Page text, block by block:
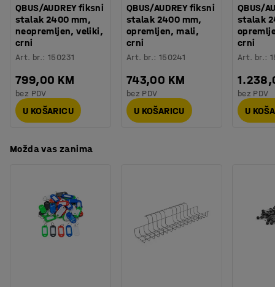
Montaža: Dolazi nesastavljeno
Testirano: EN 15372:2023
Kvaliteta - Eko oznaka
Möbelfakta 420250512
QBUS/AUDREY fiksni
stalak 2400 mm,
neopremljen, veliki,
crni
Art. br.:150231
799,00 KM
bez PDV
U KOŠARICU
QBUS/AUDREY fiksni
stalak 2400 mm,
opremljen, mali,
crni
Art. br.: 150241
743,00 KM
bez PDV
U KOŠARICU
QBUS/
stalak
crni
Art. br.:
bez PDV
U
Možda vas zanima